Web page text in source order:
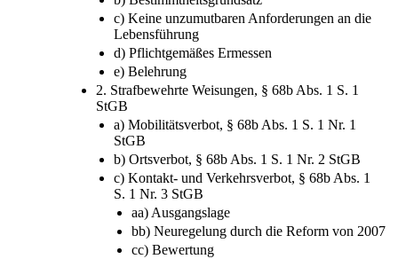
c) Keine unzumutbaren Anforderungen an die
Lebensführung
d) Pflichtgemäßes Ermessen
e) Belehrung
2. Strafbewehrte Weisungen, § 68b Abs. 1 S. 1
StGB
a) Mobilitätsverbot, § 68b Abs. 1 S. 1 Nr. 1
StGB
b) Ortsverbot, § 68b Abs. 1 S. 1 Nr. 2 StGB
c) Kontakt- und Verkehrsverbot, § 68b Abs. 1
S. 1 Nr. 3 StGB
aa) Ausgangslage
bb) Neuregelung durch die Reform von 2007
cc) Bewertung